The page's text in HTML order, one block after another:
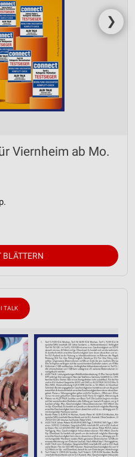
❯
Viernheim ab Mo.
BLÄTTERN
TALK